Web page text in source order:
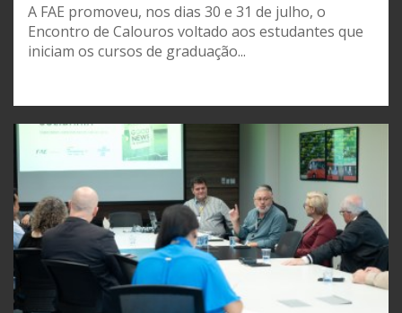
A FAE promoveu, nos dias 30 e 31 de julho, o
Encontro de Calouros voltado aos estudantes que
iniciam os cursos de graduação...